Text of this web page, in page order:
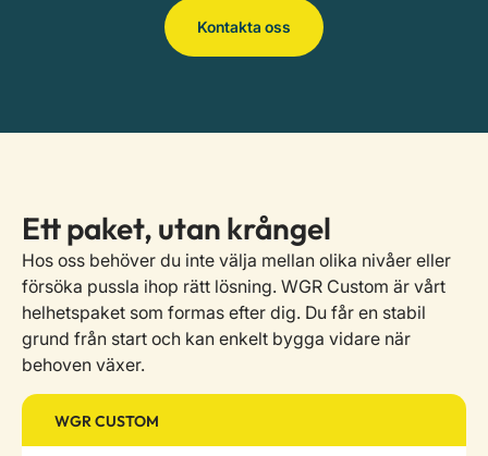
Kontakta oss
Ett paket, utan krångel
Hos oss behöver du inte välja mellan olika nivåer eller
försöka pussla ihop rätt lösning. WGR Custom är vårt
helhetspaket som formas efter dig. Du får en stabil
grund från start och kan enkelt bygga vidare när
behoven växer.
WGR CUSTOM